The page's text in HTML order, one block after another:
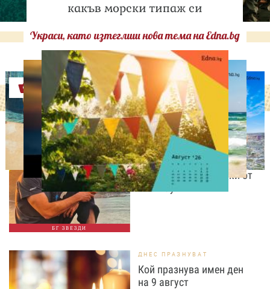
какъв морски типаж си
Украси, като изтеглиш нова тема на Edna.bg
Оферти
БГ ЗВЕЗДИ
ИЗВЕСТНИ
Даниел Петканов покори
Африка: пингвини, акули
и незабравими гледки от
Кейптаун
ДНЕС ПРАЗНУВАТ
Кой празнува имен ден
на 9 август